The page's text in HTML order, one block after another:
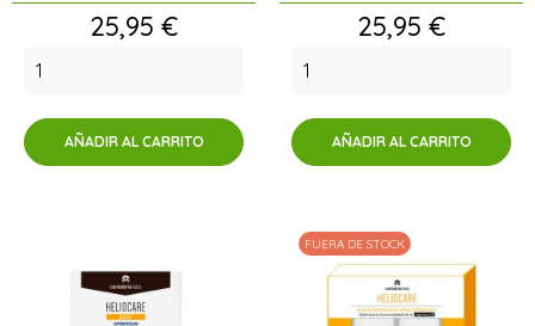
Precio
25,95 €
AÑADIR AL CARRITO
Precio
25,95 €
AÑADIR AL CARRITO
FUERA DE STOCK